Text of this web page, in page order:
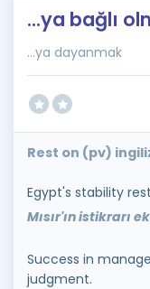
İngilizce
...ya bağlı
...ya dayanmak
Rest on (pv)
Egypt's stability
Mısır'ın istikrarı
Success in
judgment.